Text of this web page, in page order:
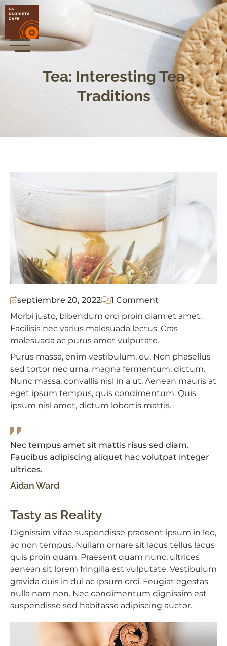
Tea: Interesting Tea
Traditions
septiembre 20, 2022
1 Comment
Morbi justo, bibendum orci proin diam et amet.
Facilisis nec varius malesuada lectus. Cras
malesuada ac purus amet vulputate.
Purus massa, enim vestibulum, eu. Non phasellus
sed tortor nec urna, magna fermentum, dictum.
Nunc massa, convallis nisl in a ut. Aenean mauris at
eget ipsum tempus, quis condimentum. Quis
ipsum nisl amet, dictum lobortis mattis.
Nec tempus amet sit mattis risus sed diam.
Faucibus adipiscing aliquet hac volutpat integer
ultrices.
Aidan Ward
Tasty as Reality
Dignissim vitae suspendisse praesent ipsum in leo,
ac non tempus. Nullam ornare sit lacus tellus lacus
quis proin quam. Praesent quam nunc, ultrices
aenean sit lorem fringilla est vulputate. Vestibulum
gravida duis in dui ac ipsum orci. Feugiat egestas
nulla nam non. Nec condimentum dignissim est
suspendisse sed habitasse adipiscing auctor.